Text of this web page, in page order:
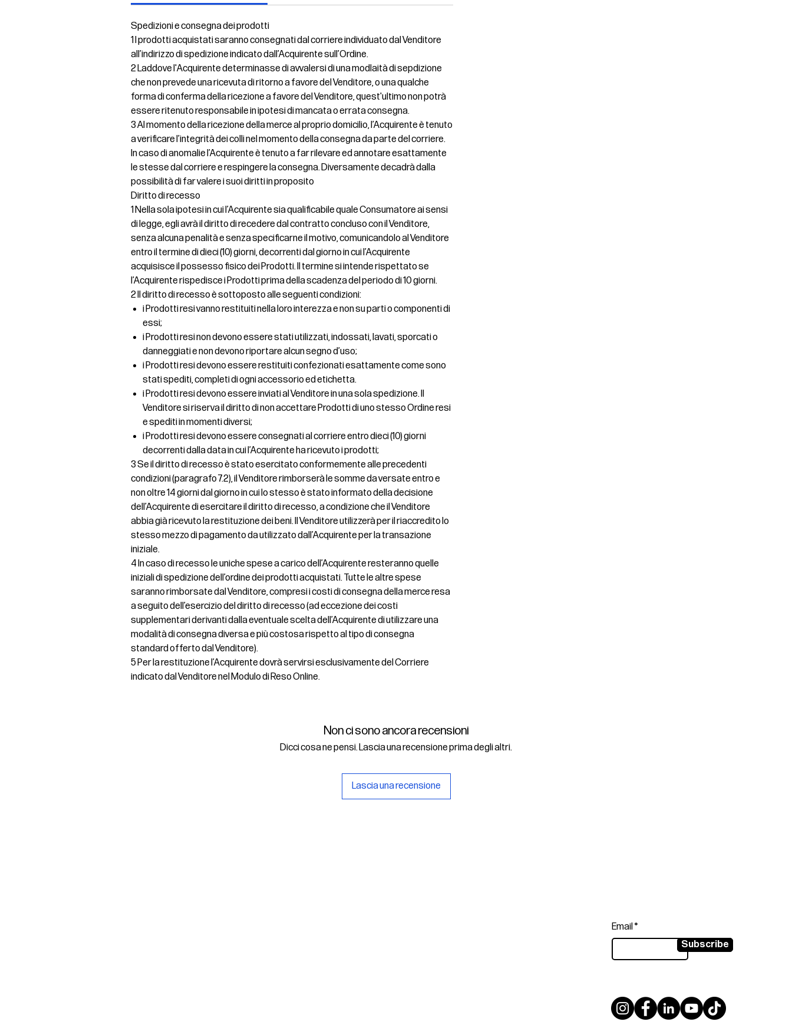
Spedizioni e consegna dei prodotti
1 I prodotti acquistati saranno consegnati dal corriere individuato dal Venditore
all’indirizzo di spedizione indicato dall’Acquirente sull’Ordine.
2 Laddove l'Acquirente determinasse di avvalersi di una modlaità di sepdizione
che non prevede una ricevuta di ritorno a favore del Venditore, o una qualche
forma di conferma della ricezione a favore del Venditore, quest'ultimo non potrà
essere ritenuto responsabile in ipotesi di mancata o errata consegna.
3 Al momento della ricezione della merce al proprio domicilio, l’Acquirente è tenuto
a verificare l’integrità dei colli nel momento della consegna da parte del corriere.
In caso di anomalie l’Acquirente è tenuto a far rilevare ed annotare esattamente
le stesse dal corriere e respingere la consegna. Diversamente decadrà dalla
possibilità di far valere i suoi diritti in proposito
Diritto di recesso
1 Nella sola ipotesi in cui l’Acquirente sia qualificabile quale Consumatore ai sensi
di legge, egli avrà il diritto di recedere dal contratto concluso con il Venditore,
senza alcuna penalità e senza specificarne il motivo, comunicandolo al Venditore
entro il termine di dieci (10) giorni, decorrenti dal giorno in cui l’Acquirente
acquisisce il possesso fisico dei Prodotti. Il termine si intende rispettato se
l’Acquirente rispedisce i Prodotti prima della scadenza del periodo di 10 giorni.
2 Il diritto di recesso è sottoposto alle seguenti condizioni:
i Prodotti resi vanno restituiti nella loro interezza e non su parti o componenti di
essi;
i Prodotti resi non devono essere stati utilizzati, indossati, lavati, sporcati o
danneggiati e non devono riportare alcun segno d’uso;
i Prodotti resi devono essere restituiti confezionati esattamente come sono
stati spediti, completi di ogni accessorio ed etichetta.
i Prodotti resi devono essere inviati al Venditore in una sola spedizione. Il
Venditore si riserva il diritto di non accettare Prodotti di uno stesso Ordine resi
e spediti in momenti diversi;
i Prodotti resi devono essere consegnati al corriere entro dieci (10) giorni
decorrenti dalla data in cui l’Acquirente ha ricevuto i prodotti;
3 Se il diritto di recesso è stato esercitato conformemente alle precedenti
condizioni (paragrafo 7.2), il Venditore rimborserà le somme da versate entro e
non oltre 14 giorni dal giorno in cui lo stesso è stato informato della decisione
dell’Acquirente di esercitare il diritto di recesso, a condizione che il Venditore
abbia già ricevuto la restituzione dei beni. Il Venditore utilizzerà per il riaccredito lo
stesso mezzo di pagamento da utilizzato dall’Acquirente per la transazione
iniziale.
4 In caso di recesso le uniche spese a carico dell’Acquirente resteranno quelle
iniziali di spedizione dell’ordine dei prodotti acquistati. Tutte le altre spese
saranno rimborsate dal Venditore, compresi i costi di consegna della merce resa
a seguito dell’esercizio del diritto di recesso (ad eccezione dei costi
supplementari derivanti dalla eventuale scelta dell’Acquirente di utilizzare una
modalità di consegna diversa e più costosa rispetto al tipo di consegna
standard offerto dal Venditore).
5 Per la restituzione l’Acquirente dovrà servirsi esclusivamente del Corriere
indicato dal Venditore nel Modulo di Reso Online.
Non ci sono ancora recensioni
Dicci cosa ne pensi. Lascia una recensione prima degli altri.
Lascia una recensione
Email
Subscribe